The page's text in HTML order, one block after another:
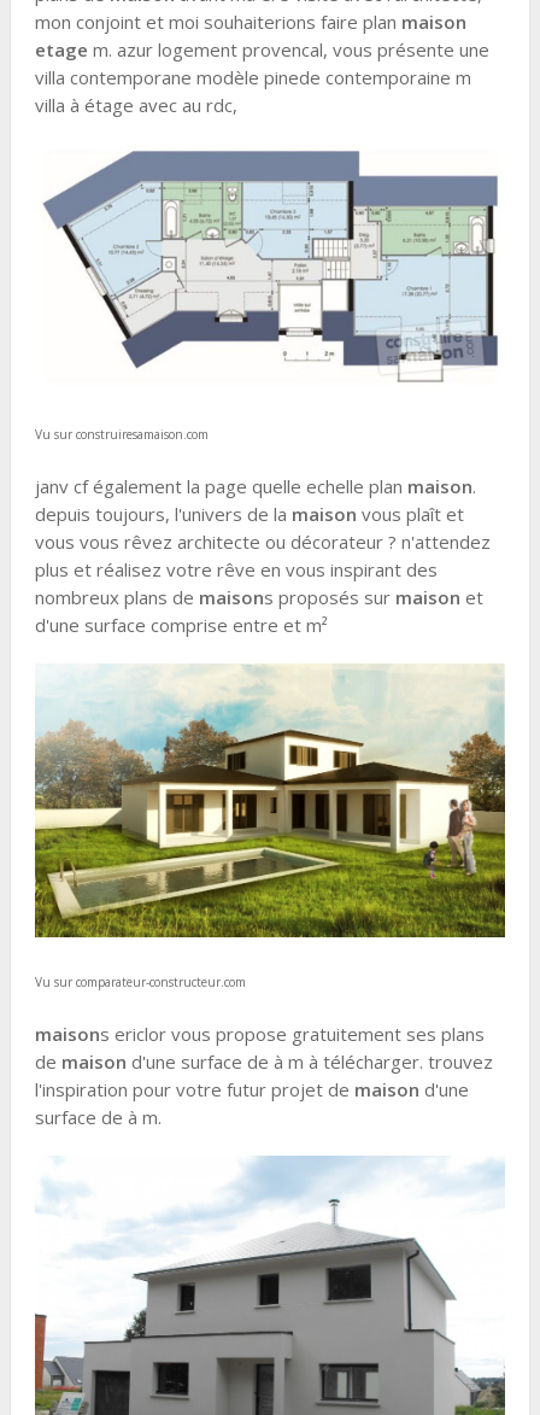
mon conjoint et moi souhaiterions faire plan maison
etage m. azur logement provencal, vous présente une
villa contemporane modèle pinede contemporaine m
villa à étage avec au rdc,
Vu sur construiresamaison.com
janv cf également la page quelle echelle plan maison.
depuis toujours, l'univers de la maison vous plaît et
vous vous rêvez architecte ou décorateur ? n'attendez
plus et réalisez votre rêve en vous inspirant des
nombreux plans de maisons proposés sur maison et
d'une surface comprise entre et m²
Vu sur comparateur-constructeur.com
maisons ericlor vous propose gratuitement ses plans
de maison d'une surface de à m à télécharger. trouvez
l'inspiration pour votre futur projet de maison d'une
surface de à m.